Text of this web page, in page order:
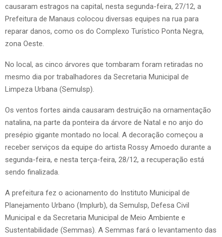
causaram estragos na capital, nesta segunda-feira, 27/12, a
Prefeitura de Manaus colocou diversas equipes na rua para
reparar danos, como os do Complexo Turístico Ponta Negra,
zona Oeste.
No local, as cinco árvores que tombaram foram retiradas no
mesmo dia por trabalhadores da Secretaria Municipal de
Limpeza Urbana (Semulsp).
Os ventos fortes ainda causaram destruição na ornamentação
natalina, na parte da ponteira da árvore de Natal e no anjo do
presépio gigante montado no local. A decoração começou a
receber serviços da equipe do artista Rossy Amoedo durante a
segunda-feira, e nesta terça-feira, 28/12, a recuperação está
sendo finalizada.
A prefeitura fez o acionamento do Instituto Municipal de
Planejamento Urbano (Implurb), da Semulsp, Defesa Civil
Municipal e da Secretaria Municipal de Meio Ambiente e
Sustentabilidade (Semmas). A Semmas fará o levantamento das